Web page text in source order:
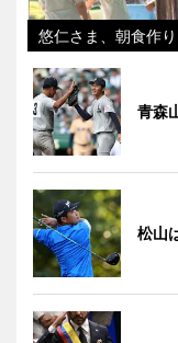
悠仁さま、朝食作
青森
松山